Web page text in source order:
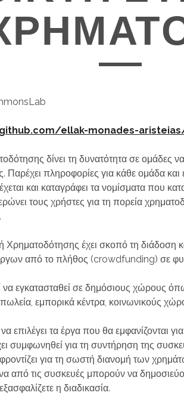
ellak-monades-
δίνει τη δυνατότητα σε ομάδες
πληροφορίες για κάθε ομάδα και
και καταγράφει τα νομίσματα που
τους χρήστες για τη πορεία
Χρηματοδότησης έχει σκοπό τη διάδοση
από το πλήθος (crowdfunding) σε
εγκατασταθεί σε δημόσιους χώρους
εμπορικά κέντρα, κοινωνικούς
επιλέγει τα έργα που θα εμφανίζονται
συμφωνηθεί για τη συντήρηση της
για τη σωστή διανομή των
από τις συσκευές μπορούν να
η διαδικασία.